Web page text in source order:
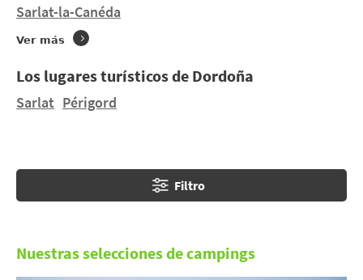
dimensiones humanas ? Encontrará 1 camping en
Hautefort. Descubra CAMPING DU COUCOU.
Sarlat-la-Canéda
Ver más
Los lugares turísticos de Dordoña
Sarlat Périgord
Filtro
Nuestras selecciones de campings